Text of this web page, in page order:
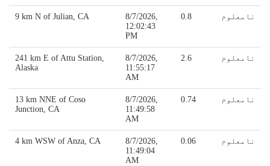
9 km N of Julian, CA
8/7/2026,
12:02:43
PM
0.8 نامعلوم
241 km E of Attu Station,
Alaska
8/7/2026,
11:55:17
AM
2.6 نامعلوم
13 km NNE of Coso
Junction, CA
8/7/2026,
11:49:58
AM
0.74 نامعلوم
4 km WSW of Anza, CA
8/7/2026,
11:49:04
AM
0.06 نامعلوم